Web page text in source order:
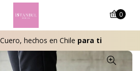
hechos en Chile para ti
0